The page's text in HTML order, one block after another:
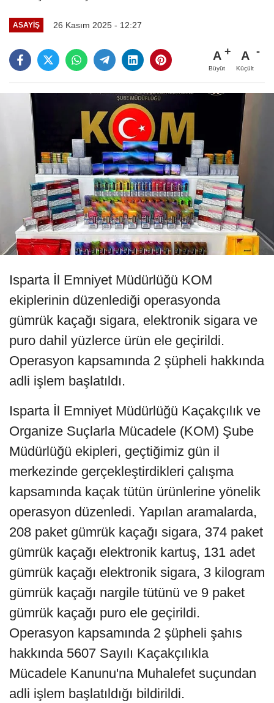
ASAYIŞ 26 Kasım 2025 - 12:27
A
Büyüt
A
Küçült
Isparta İl Emniyet Müdürlüğü KOM
ekiplerinin düzenlediği operasyonda
gümrük kaçağı sigara, elektronik sigara ve
puro dahil yüzlerce ürün ele geçirildi.
Operasyon kapsamında 2 şüpheli hakkında
adli işlem başlatıldı.
Isparta İl Emniyet Müdürlüğü Kaçakçılık ve
Organize Suçlarla Mücadele (KOM) Şube
Müdürlüğü ekipleri, geçtiğimiz gün il
merkezinde gerçekleştirdikleri çalışma
kapsamında kaçak tütün ürünlerine yönelik
operasyon düzenledi. Yapılan aramalarda,
208 paket gümrük kaçağı sigara, 374 paket
gümrük kaçağı elektronik kartuş, 131 adet
gümrük kaçağı elektronik sigara, 3 kilogram
gümrük kaçağı nargile tütünü ve 9 paket
gümrük kaçağı puro ele geçirildi.
Operasyon kapsamında 2 şüpheli şahıs
hakkında 5607 Sayılı Kaçakçılıkla
Mücadele Kanunu'na Muhalefet suçundan
adli işlem başlatıldığı bildirildi.